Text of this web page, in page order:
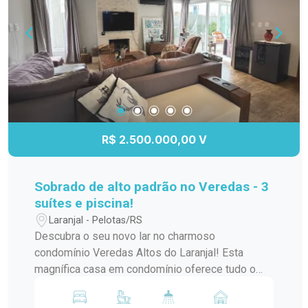
R$ 2.500.000,00 V
Sobrado de alto padrão no Veredas - 3
suítes e piscina!
Laranjal - Pelotas/RS
Descubra o seu novo lar no charmoso
condomínio Veredas Altos do Laranjal! Esta
magnífica casa em condomínio oferece tudo o
construída de 260 m² e um terreno de 350 m², o